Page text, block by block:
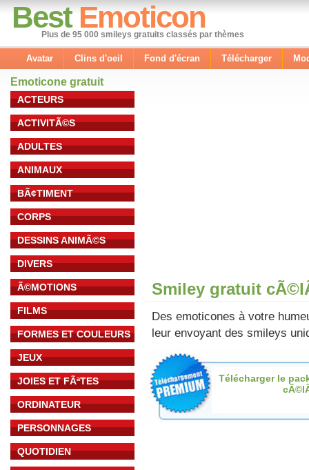
Best Emoticon
Plus de 95 000 smileys gratuits classés par thèmes
Avatar Clins d'oeil Fond d'écran Télécharger
Emoticone gratuit
ACTEURS
ACTIVITÃ©S
ADULTES
ANIMAUX
BÃ¢TIMENT
CORPS
DESSINS ANIMÃ©S
DIVERS
Ã©MOTIONS
FILMS
FORMES ET COULEURS
JEUX
JOIES ET FÃªTES
ORDINATEUR
PERSONNAGES
QUOTIDIEN
Smiley gratuit
Des emoticones à votre
leur envoyant des smileys
Télécharger le